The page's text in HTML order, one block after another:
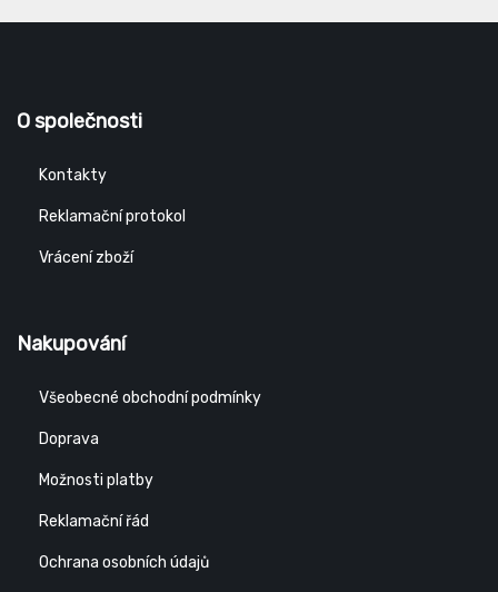
O společnosti
Kontakty
Reklamační protokol
Vrácení zboží
Nakupování
Všeobecné obchodní podmínky
Doprava
Možnosti platby
Reklamační řád
Ochrana osobních údajů